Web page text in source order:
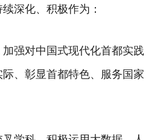
深化、积极作为：
强对中国式现代化首都实践
、彰显首都特色、服务国家